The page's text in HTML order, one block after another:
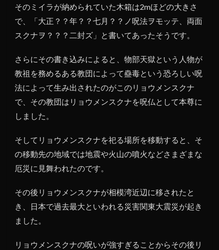
そのミイラが納められていた木箱は2mほどの大きさ
で、「大正？？年？？七月？？ノ呪法ヲモッテ、両面
スクナヲ？？？二封ズ」と書いてあったそうです。
さらにその書き込みによると、物部天獄という人物が
教祖を務めるある教団によって蠱毒という恐ろしい呪
法によって生み出されたのがこのリョウメンスクナ
で、その教団はリョウメンスクナを呪仏として本尊に
しました。
そしてリョウメンスクナを祀る場所を移動すると、そ
の移動先の地域では地震や火山の噴火などさまざまな
厄災に見舞われたのです。
その後リョウメンスクナが相模湾近辺に移されたと
き、日本で過去最大といわれる災害関東大震災が起き
ました。
リョウメンスクナの呪いが強すぎることからその後リ